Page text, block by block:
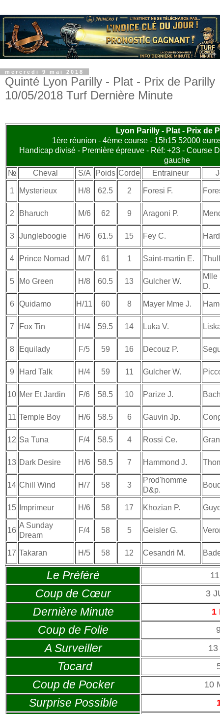
mercredi 9 mai 2018
Quinté Lyon Parilly - Plat - Prix de Parilly
10/05/2018 Turf Dernière Minute
Lyon Parilly - Plat - Prix de
1ère réunion - 4ème course - 15h15 52000
Handicap divisé - Première épreuve - Réf: +23 - Course
gauche
№
Cheval S/A Poids Corde Entraineur
1 Mysterieux H/8 62.5 2 Foresi F.
2 Bharuch M/6 62 9 Aragoni P.
3 Jungleboogie H/6 61.5 15 Fey C.
4 Prince Nomad M/7 61 1 Saint-martin E.
5 Mo Green H/8 60.5 13 Gulcher W.
Mlle
D.
6 Quidamo H/11 60 8 Mayer Mme J.
7 Fox Tin H/4 59.5 14 Luka V.
8 Equilady F/5 59 16 Decouz P.
9 Hard Talk H/4 59 11 Gulcher W.
10 Mer Et Jardin F/6 58.5 10 Parize J.
11 Temple Boy H/6 58.5 6 Gauvin Jp.
12 Sa Tuna F/4 58.5 4 Rossi Ce.
13 Dark Desire H/6 58.5 7 Hammond J.
14 Chill Wind H/7 58 3
Prod'homme
D&p.
15 Imprimeur H/6 58 17 Khozian P.
16
A Sunday
Dream
F/4 58 5 Geisler G.
17 Takaran H/5 58 12 Cesandri M.
Le Préféré
Coup de Cœur 3
Dernière Minute 1
Coup de Folie
A Surveiller
Tocard
Coup de Pocker 10
Surprise Possible